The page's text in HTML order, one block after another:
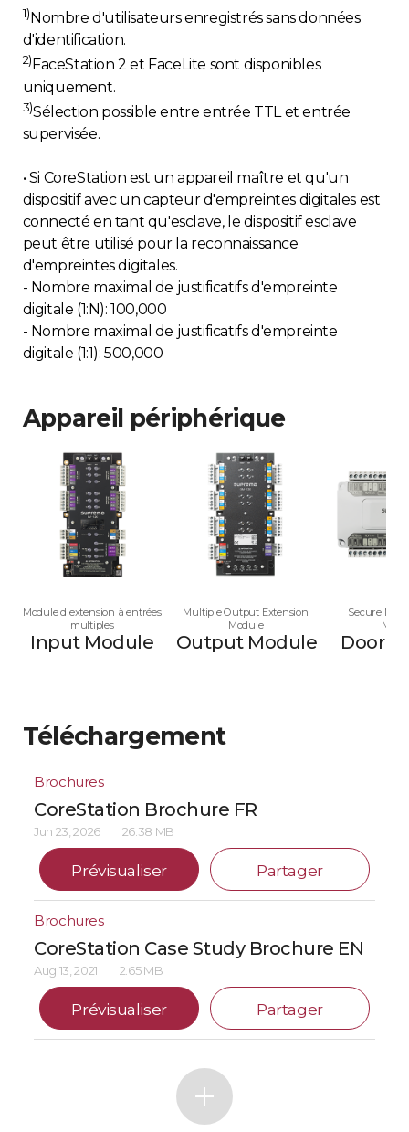
1) Nombre d'utilisateurs enregistrés sans données
d'identification.
2) FaceStation 2 et FaceLite sont disponibles
uniquement.
3)Sélection possible entre entrée TTL et entrée
supervisée.
• Si CoreStation est un appareil maître et qu'un
dispositif avec un capteur d'empreintes digitales est
connecté en tant qu'esclave, le dispositif esclave
peut être utilisé pour la reconnaissance
d'empreintes digitales.
- Nombre maximal de justificatifs d'empreinte
digitale (1:N): 100,000
- Nombre maximal de justificatifs d'empreinte
digitale (1:1): 500,000
Appareil périphérique
Module d'extension à entrées
multiples
Input Module
Multiple Output Extension
Module
Output Module
Secure
Door
Téléchargement
Brochures
CoreStation Brochure FR
Jun 23, 2026 26.38 MB
Prévisualiser Partager
Brochures
CoreStation Case Study Brochure EN
Aug 13, 2021 2.65 MB
Prévisualiser Partager